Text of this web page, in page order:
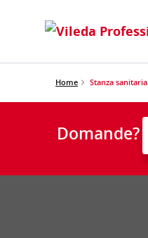
Home Stanza sanitaria
Domande?